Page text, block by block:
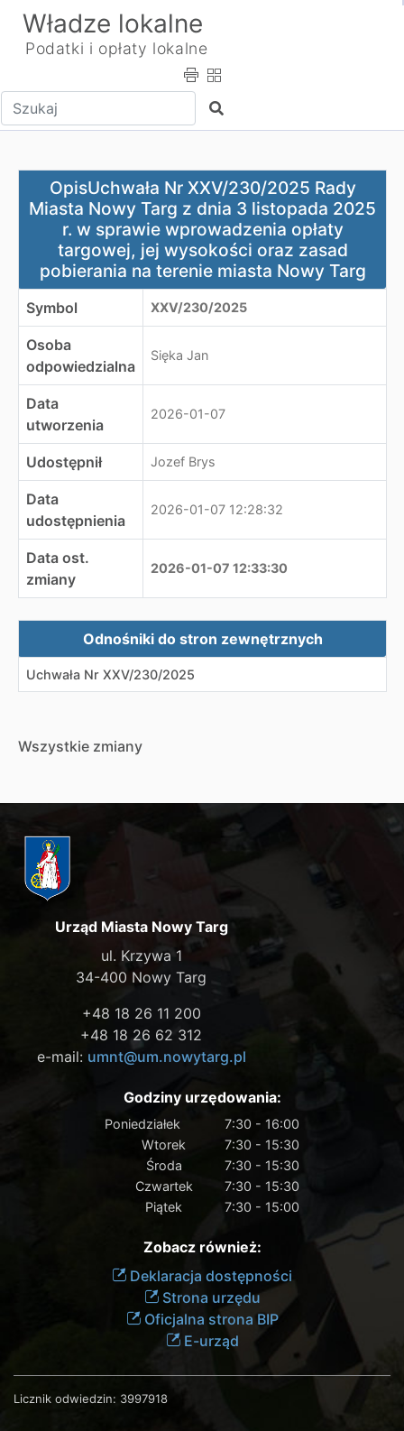
Władze lokalne
Podatki i opłaty lokalne
Wpisz tekst do wyszukania Szukaj
OpisUchwała Nr XXV/230/2025 Rady Miasta Nowy
OpisUchwała Nr XXV/230/2025 Rady
Miasta Nowy Targ z dnia 3 listopada 2025
r. w sprawie wprowadzenia opłaty
targowej, jej wysokości oraz zasad
pobierania na terenie miasta Nowy Targ
Symbol XXV/230/2025
Osoba
odpowiedzialna
Sięka Jan
Data
utworzenia
2026-01-07
Udostępnił Jozef Brys
Data
udostępnienia
2026-01-07 12:28:32
Data ost.
zmiany
2026-01-07 12:33:30
Zewnętrzne odnośniki
Odnośniki do stron zewnętrznych
Uchwała Nr XXV/230/2025
Wszystkie zmiany
Urząd Miasta Nowy Targ
ul. Krzywa 1
34-400 Nowy Targ
+48 18 26 11 200
+48 18 26 62 312
e-mail: umnt@um.nowytarg.pl
Godziny urzędowania:
Poniedziałek
7:30 - 16:00
Wtorek
7:30 - 15:30
Środa
7:30 - 15:30
Czwartek
7:30 - 15:30
Piątek
7:30 - 15:00
Zobacz również:
Deklaracja dostępności
Strona urzędu
Oficjalna strona BIP
E-urząd
Licznik odwiedzin: 3997918